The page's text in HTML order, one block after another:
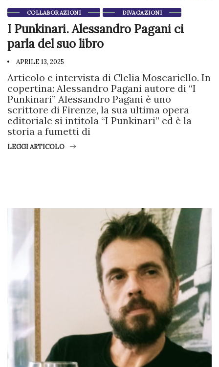
COLLABORAZIONI DIVAGAZIONI
I Punkinari. Alessandro Pagani ci
parla del suo libro
APRILE 13, 2025
Articolo e intervista di Clelia Moscariello. In
copertina: Alessandro Pagani autore di “I
Punkinari” Alessandro Pagani è uno
scrittore di Firenze, la sua ultima opera
editoriale si intitola “I Punkinari” ed è la
storia a fumetti di
LEGGI ARTICOLO